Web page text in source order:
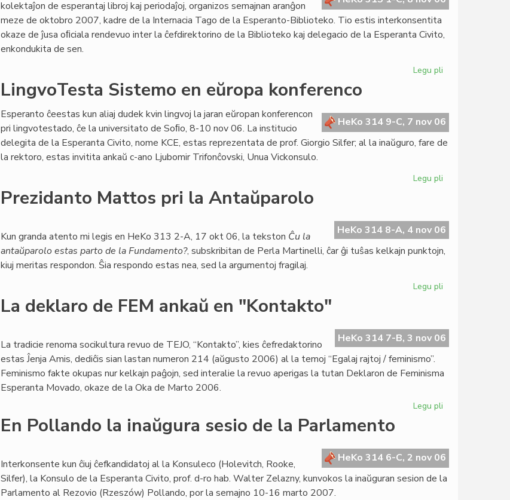
kolektaĵon de esperantaj libroj kaj periodaĵoj, organizos semajnan aranĝon
meze de oktobro 2007, kadre de la Internacia Tago de la Esperanto-Biblioteko. Tio estis interkonsentita
okaze de ĵusa oﬁciala rendevuo inter la ĉefdirektorino de la Biblioteko kaj delegacio de la Esperanta Civito,
enkondukita de sen.
Legu pli
2007
en
Budapeŝto
LingvoTesta Sistemo en eŭropa konferenco
HeKo 314 9-C, 7 nov 06
Esperanto ĉeestas kun aliaj dudek kvin lingvoj la jaran eŭropan konferencon
pri lingvotestado, ĉe la universitato de Soﬁo, 8-10 nov 06. La institucio
delegita de la Esperanta Civito, nome KCE, estas reprezentata de prof. Giorgio Silfer; al la inaŭguro, fare de
la rektoro, estas invitita ankaŭ c-ano Ljubomir Trifonĉovski, Unua Vickonsulo.
Legu pli
eŭropa
konferenco
Prezidanto Mattos pri la Antaŭparolo
HeKo 314 8-A, 4 nov 06
Kun granda atento mi legis en HeKo 313 2-A, 17 okt 06, la tekston Ĉu la
antaŭparolo estas parto de la Fundamento?, subskribitan de Perla Martinelli, ĉar ĝi tuŝas kelkajn punktojn,
kiuj meritas respondon. Ŝia respondo estas nea, sed la argumentoj fragilaj.
Legu pli
la
Antaŭparolo
La deklaro de FEM ankaŭ en "Kontakto"
HeKo 314 7-B, 3 nov 06
La tradicie renoma socikultura revuo de TEJO, “Kontakto”, kies ĉefredaktorino
estas Ĵenja Amis, dediĉis sian lastan numeron 214 (aŭgusto 2006) al la temoj “Egalaj rajtoj / feminismo”.
Feminismo fakte okupas nur kelkajn paĝojn, sed interalie la revuo aperigas la tutan Deklaron de Feminisma
Esperanta Movado, okaze de la Oka de Marto 2006.
Legu pli
FEM
ankaŭ
en
En Pollando la inaŭgura sesio de la Parlamento
HeKo 314 6-C, 2 nov 06
Interkonsente kun ĉiuj ĉefkandidatoj al la Konsuleco (Holevitch, Rooke,
Silfer), la Konsulo de la Esperanta Civito, prof. d-ro hab. Walter Zelazny, kunvokos la inaŭguran sesion de la
Parlamento al Rezovio (Rzeszów) Pollando, por la semajno 10-16 marto 2007.